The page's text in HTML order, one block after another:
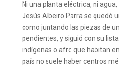
Ni una planta eléctrica, ni
Jesús Albeiro Parra se quedó
como juntando las piezas de
pendientes, y siguió con su
indígenas o afro que habitan
país no suele haber centros